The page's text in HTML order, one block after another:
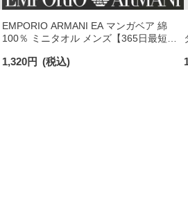
EMPORIO ARMANI EA マンガベア 綿
100％ ミニタオル メンズ【365日最短翌
1,320円 (税込)